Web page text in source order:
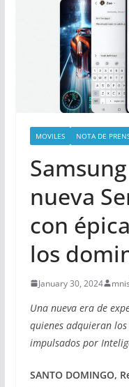
MOVILES NOTA DE
nueva
con
los
January 30, 2024
Una nueva era de
quienes adquieran los
impulsados por
SANTO DOMINGO,